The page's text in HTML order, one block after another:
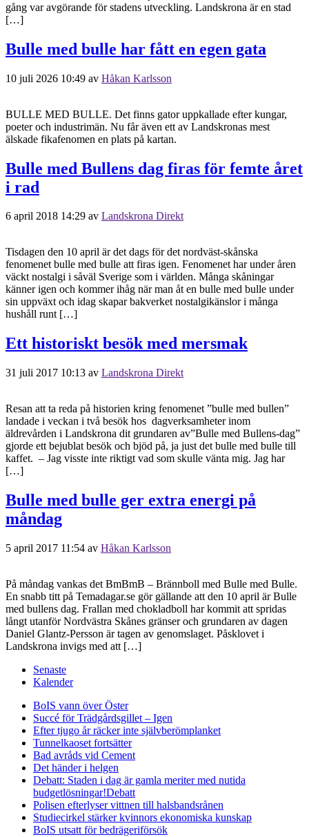
gång var avgörande för stadens utveckling. Landskrona är en stad
[…]
Bulle med bulle har fått en egen gata
10 juli 2026 10:49 av Håkan Karlsson
BULLE MED BULLE. Det finns gator uppkallade efter kungar,
poeter och industrimän. Nu får även ett av Landskronas mest
älskade fikafenomen en plats på kartan.
Bulle med Bullens dag firas för femte året
i rad
6 april 2018 14:29 av Landskrona Direkt
Tisdagen den 10 april är det dags för det nordväst-skånska
fenomenet bulle med bulle att firas igen. Fenomenet har under åren
väckt nostalgi i såväl Sverige som i världen. Många skåningar
känner igen och kommer ihåg när man åt en bulle med bulle under
sin uppväxt och idag skapar bakverket nostalgikänslor i många
hushåll runt […]
Ett historiskt besök med mersmak
31 juli 2017 10:13 av Landskrona Direkt
Resan att ta reda på historien kring fenomenet ”bulle med bullen”
landade i veckan i två besök hos dagverksamheter inom
äldrevården i Landskrona dit grundaren av”Bulle med Bullens-dag”
gjorde ett bejublat besök och bjöd på, ja just det bulle med bulle till
kaffet. – Jag visste inte riktigt vad som skulle vänta mig. Jag har
[…]
Bulle med bulle ger extra energi på
måndag
5 april 2017 11:54 av Håkan Karlsson
På måndag vankas det BmBmB – Brännboll med Bulle med Bulle.
En snabb titt på Temadagar.se gör gällande att den 10 april är Bulle
med bullens dag. Frallan med chokladboll har kommit att spridas
långt utanför Nordvästra Skånes gränser och grundaren av dagen
Daniel Glantz-Persson är tagen av genomslaget. Påsklovet i
Landskrona invigs med att […]
Senaste
Kalender
BoIS vann över Öster
Succé för Trädgårdsgillet – Igen
Efter tjugo år räcker inte självberömplanket
Tunnelkaoset fortsätter
Bad avråds vid Cement
Det händer i helgen
Debatt: Staden i dag är gamla meriter med nutida
budgetlösningar!Debatt
Polisen efterlyser vittnen till halsbandsrånen
Studiecirkel stärker kvinnors ekonomiska kunskap
BoIS utsatt för bedrägeriförsök